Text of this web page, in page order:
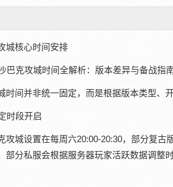
城核心时间安排
时间并非统一固定，而是根据版本类型、
时段开启
攻城设置在每周六20:00-20:30，部分复
部分私服会根据服务器玩家活跃数据调整